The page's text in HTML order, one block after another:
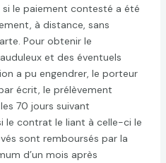
si le paiement contesté a été
à distance, sans
Pour obtenir le
et des éventuels
a pu engendrer, le porteur
écrit, le prélèvement
70 jours suivant
le contrat le liant à celle-ci le
sont remboursés par la
d’un mois après